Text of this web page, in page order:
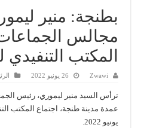
بطنجة: منير
مجالس
المكتب التنفيدي
Zwawi 26 يونيو 2022
ترأس السيد منير ليموري، رئيس
يونيو 2022.